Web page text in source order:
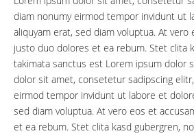
diam nonumy eirmod tempor invidunt ut
aliquyam erat, sed diam voluptua. At
justo duo dolores et ea rebum. Stet clita
takimata sanctus est Lorem ipsum dolor
dolor sit amet, consetetur sadipscing
eirmod tempor invidunt ut labore et
sed diam voluptua. At vero eos et
et ea rebum. Stet clita kasd gubergren,